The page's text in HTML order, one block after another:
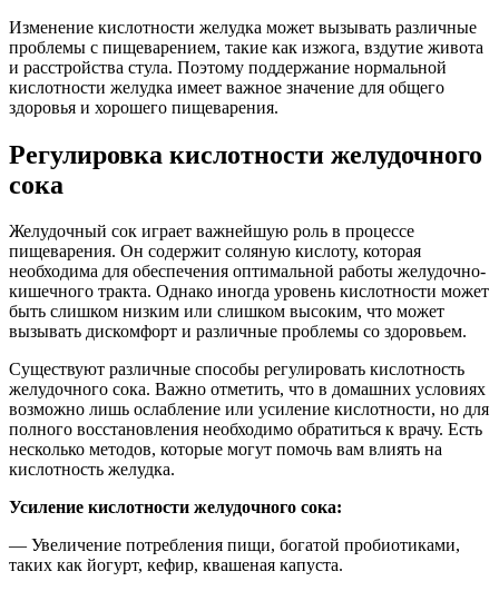
Изменение кислотности желудка может вызывать различные
проблемы с пищеварением, такие как изжога, вздутие живота
и расстройства стула. Поэтому поддержание нормальной
кислотности желудка имеет важное значение для общего
здоровья и хорошего пищеварения.
Регулировка кислотности желудочного
сока
Желудочный сок играет важнейшую роль в процессе
пищеварения. Он содержит соляную кислоту, которая
необходима для обеспечения оптимальной работы желудочно-
кишечного тракта. Однако иногда уровень кислотности может
быть слишком низким или слишком высоким, что может
вызывать дискомфорт и различные проблемы со здоровьем.
Существуют различные способы регулировать кислотность
желудочного сока. Важно отметить, что в домашних условиях
возможно лишь ослабление или усиление кислотности, но для
полного восстановления необходимо обратиться к врачу. Есть
несколько методов, которые могут помочь вам влиять на
кислотность желудка.
Усиление кислотности желудочного сока:
— Увеличение потребления пищи, богатой пробиотиками,
таких как йогурт, кефир, квашеная капуста.